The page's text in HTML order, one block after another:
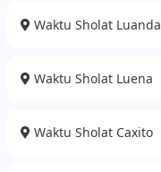
Waktu Sholat Luanda
Waktu Sholat Luena
Waktu Sholat Caxito